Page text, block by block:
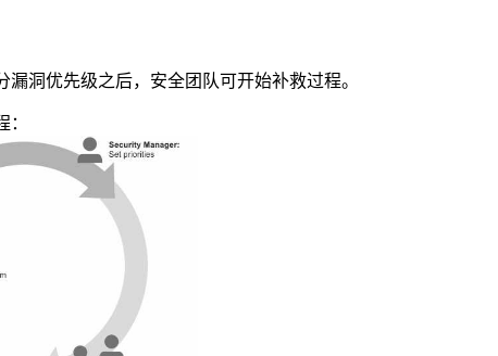
漏洞优先级之后，安全团队可开始补救过程。